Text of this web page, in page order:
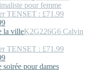
pour femme
TENSET : £71.99
K2G226G6 Calvin
TENSET : £71.99